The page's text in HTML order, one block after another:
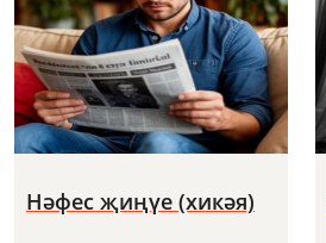
Нәфес җиңүе (хикәя)